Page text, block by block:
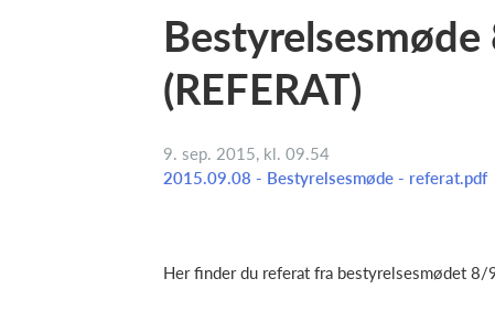
(REFERAT)
9. sep. 2015, kl. 09.54
2015.09.08 - Bestyrelsesmøde - referat.pdf
Her finder du referat fra bestyrelsesmødet